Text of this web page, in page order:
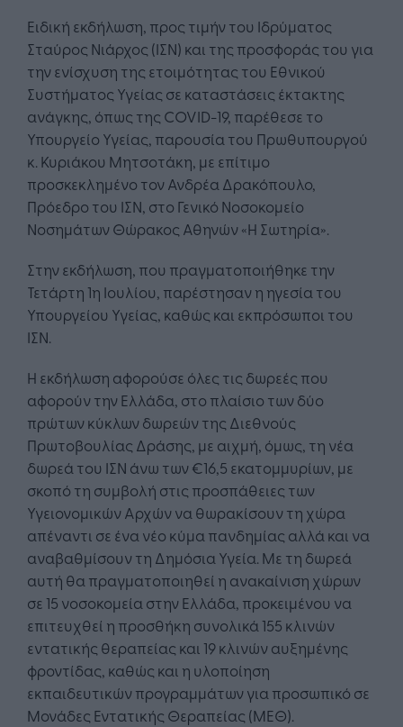
Ειδική εκδήλωση, προς τιμήν του Ιδρύματος
Σταύρος Νιάρχος (ΙΣΝ) και της προσφοράς του για
την ενίσχυση της ετοιμότητας του Εθνικού
Συστήματος Υγείας σε καταστάσεις έκτακτης
ανάγκης, όπως της COVID-19, παρέθεσε το
Υπουργείο Υγείας, παρουσία του Πρωθυπουργού
κ. Κυριάκου Μητσοτάκη, με επίτιμο
προσκεκλημένο τον Ανδρέα Δρακόπουλο,
Πρόεδρο του ΙΣΝ, στο Γενικό Νοσοκομείο
Νοσημάτων Θώρακος Αθηνών «Η Σωτηρία».
Στην εκδήλωση, που πραγματοποιήθηκε την
Τετάρτη 1η Ιουλίου, παρέστησαν η ηγεσία του
Υπουργείου Υγείας, καθώς και εκπρόσωποι του
ΙΣΝ.
Η εκδήλωση αφορούσε όλες τις δωρεές που
αφορούν την Ελλάδα, στο πλαίσιο των δύο
πρώτων κύκλων δωρεών της Διεθνούς
Πρωτοβουλίας Δράσης, με αιχμή, όμως, τη νέα
δωρεά του ΙΣΝ άνω των €16,5 εκατομμυρίων, με
σκοπό τη συμβολή στις προσπάθειες των
Υγειονομικών Αρχών να θωρακίσουν τη χώρα
απέναντι σε ένα νέο κύμα πανδημίας αλλά και να
αναβαθμίσουν τη Δημόσια Υγεία. Με τη δωρεά
αυτή θα πραγματοποιηθεί η ανακαίνιση χώρων
σε 15 νοσοκομεία στην Ελλάδα, προκειμένου να
επιτευχθεί η προσθήκη συνολικά 155 κλινών
εντατικής θεραπείας και 19 κλινών αυξημένης
φροντίδας, καθώς και η υλοποίηση
εκπαιδευτικών προγραμμάτων για προσωπικό σε
Μονάδες Εντατικής Θεραπείας (ΜΕΘ).